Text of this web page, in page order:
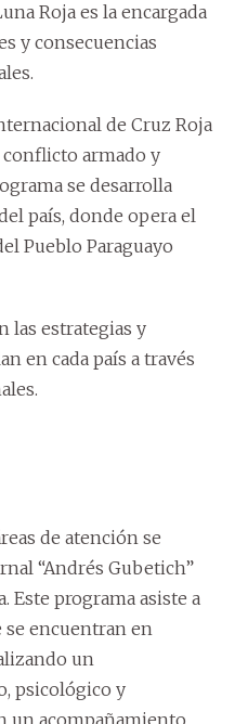
Roja es la encargada
y consecuencias
de Cruz Roja
armado y
se desarrolla
país, donde opera el
Pueblo Paraguayo
las estrategias y
en cada país a través
de atención se
“Andrés Gubetich”
Este programa asiste a
se encuentran en
un
psicológico y